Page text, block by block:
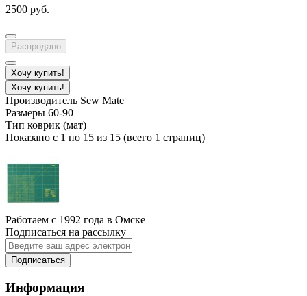
2500 руб.
Распродано
Хочу купить!
Хочу купить!
Производитель Sew Mate
Размеры 60-90
Тип коврик (мат)
Показано с 1 по 15 из 15 (всего 1 страниц)
Работаем с 1992 года в Омске
Подписаться на рассылку
Подписаться
Информация